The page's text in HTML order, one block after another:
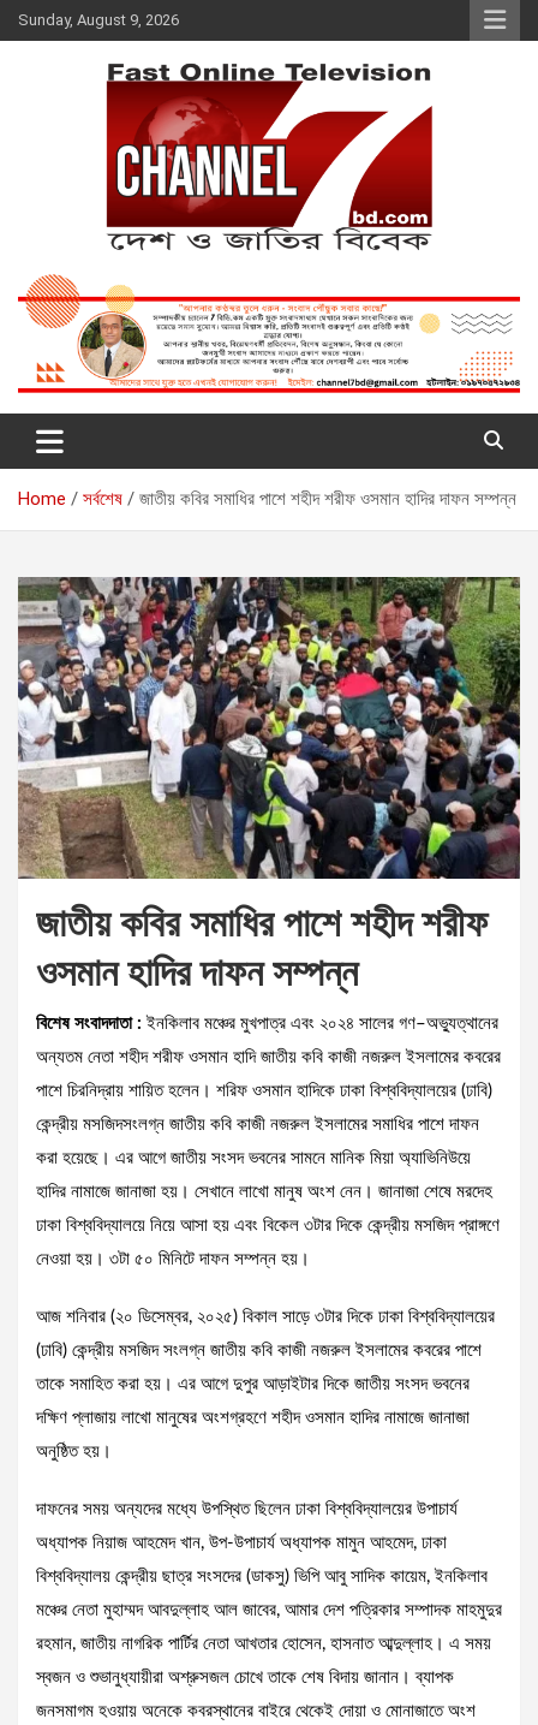
Skip
to
Sunday, August 9, 2026
Fast Online Television –
CHANNEL7BD.COM
Home সর্বশেষ জাতীয় কবির সমাধির পাশে শহীদ শরীফ ওসমান হাদির দাফন সম্পন্ন
জাতীয় কবির সমাধির পাশে শহীদ শরীফ
ওসমান হাদির দাফন সম্পন্ন
বিশেষ সংবাদদাতা : ইনকিলাব মঞ্চের মুখপাত্র এবং ২০২৪ সালের গণ–অভ্যুত্থানের
অন্যতম নেতা শহীদ শরীফ ওসমান হাদি জাতীয় কবি কাজী নজরুল ইসলামের কবরের
পাশে চিরনিদ্রায় শায়িত হলেন। শরিফ ওসমান হাদিকে ঢাকা বিশ্ববিদ্যালয়ের (ঢাবি)
কেন্দ্রীয় মসজিদসংলগ্ন জাতীয় কবি কাজী নজরুল ইসলামের সমাধির পাশে দাফন
করা হয়েছে। এর আগে জাতীয় সংসদ ভবনের সামনে মানিক মিয়া অ্যাভিনিউয়ে
হাদির নামাজে জানাজা হয়। সেখানে লাখো মানুষ অংশ নেন। জানাজা শেষে মরদেহ
ঢাকা বিশ্ববিদ্যালয়ে নিয়ে আসা হয় এবং বিকেল ৩টার দিকে কেন্দ্রীয় মসজিদ প্রাঙ্গণে
নেওয়া হয়। ৩টা ৫০ মিনিটে দাফন সম্পন্ন হয়।
আজ শনিবার (২০ ডিসেম্বর, ২০২৫) বিকাল সাড়ে ৩টার দিকে ঢাকা বিশ্ববিদ্যালয়ের
(ঢাবি) কেন্দ্রীয় মসজিদ সংলগ্ন জাতীয় কবি কাজী নজরুল ইসলামের কবরের পাশে
তাকে সমাহিত করা হয়। এর আগে দুপুর আড়াইটার দিকে জাতীয় সংসদ ভবনের
দক্ষিণ প্লাজায় লাখো মানুষের অংশগ্রহণে শহীদ ওসমান হাদির নামাজে জানাজা
অনুষ্ঠিত হয়।
দাফনের সময় অন্যদের মধ্যে উপস্থিত ছিলেন ঢাকা বিশ্ববিদ্যালয়ের উপাচার্য
অধ্যাপক নিয়াজ আহমেদ খান, উপ-উপাচার্য অধ্যাপক মামুন আহমেদ, ঢাকা
বিশ্ববিদ্যালয় কেন্দ্রীয় ছাত্র সংসদের (ডাকসু) ভিপি আবু সাদিক কায়েম, ইনকিলাব
মঞ্চের নেতা মুহাম্মদ আবদুল্লাহ আল জাবের, আমার দেশ পত্রিকার সম্পাদক মাহমুদুর
রহমান, জাতীয় নাগরিক পার্টির নেতা আখতার হোসেন, হাসনাত আব্দুল্লাহ। এ সময়
স্বজন ও শুভানুধ্যায়ীরা অশ্রুসজল চোখে তাকে শেষ বিদায় জানান। ব্যাপক
জনসমাগম হওয়ায় অনেকে কবরস্থানের বাইরে থেকেই দোয়া ও মোনাজাতে অংশ